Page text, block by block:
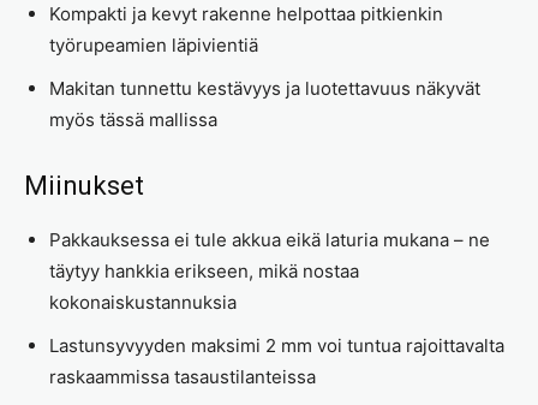
Kompakti ja kevyt rakenne helpottaa pitkienkin
työrupeamien läpivientiä
Makitan tunnettu kestävyys ja luotettavuus näkyvät
myös tässä mallissa
Miinukset
Pakkauksessa ei tule akkua eikä laturia mukana – ne
täytyy hankkia erikseen, mikä nostaa
kokonaiskustannuksia
Lastunsyvyyden maksimi 2 mm voi tuntua rajoittavalta
raskaammissa tasaustilanteissa